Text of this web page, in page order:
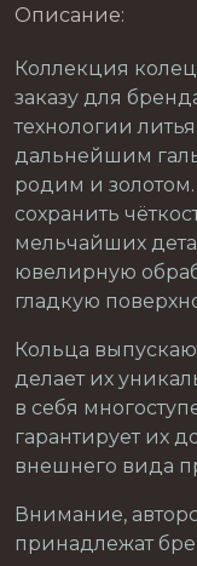
Описание:
Коллекция
заказу для
технологии
дальнейшим
родим и
сохранить
мельчайших
ювелирную
гладкую
Кольца
делает их
в себя
гарантирует их
внешнего вида
Внимание,
принадлежат